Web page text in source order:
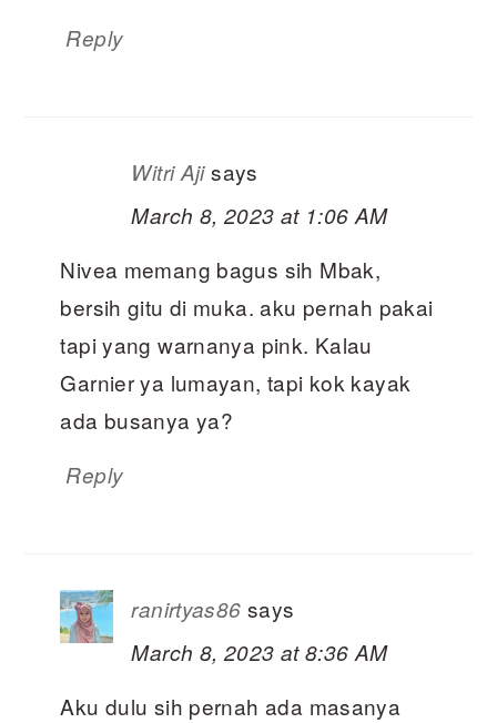
Reply
Witri Aji says
March 8, 2023 at 1:06 AM
Nivea memang bagus sih Mbak,
bersih gitu di muka. aku pernah pakai
tapi yang warnanya pink. Kalau
Garnier ya lumayan, tapi kok kayak
ada busanya ya?
Reply
ranirtyas86 says
March 8, 2023 at 8:36 AM
Aku dulu sih pernah ada masanya